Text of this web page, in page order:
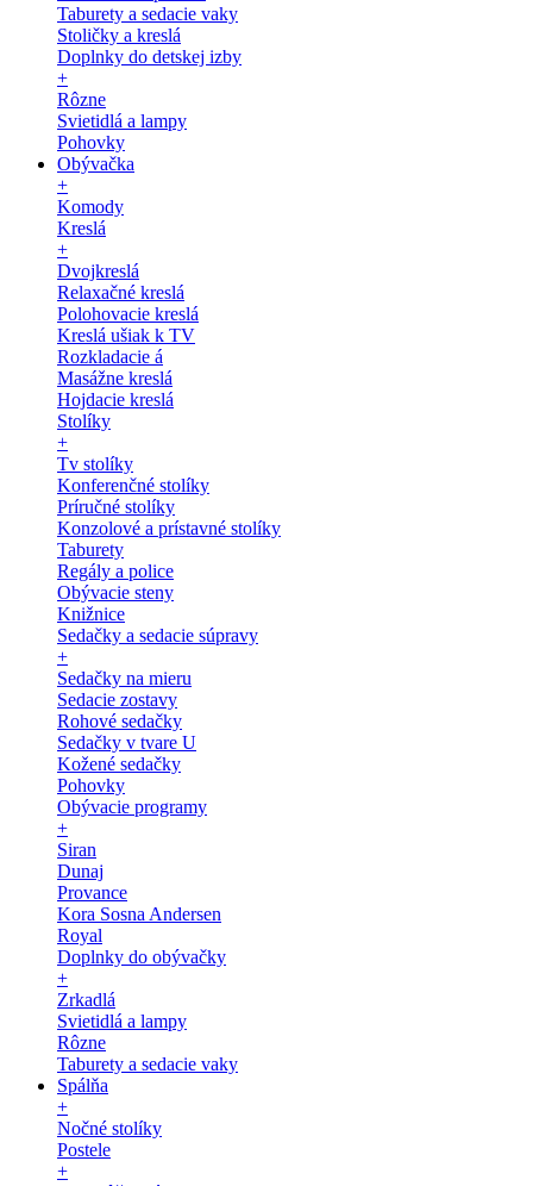
Taburety a sedacie vaky
Stoličky a kreslá
Doplnky do detskej izby
+
Rôzne
Svietidlá a lampy
Pohovky
Obývačka
+
Komody
Kreslá
+
Dvojkreslá
Relaxačné kreslá
Polohovacie kreslá
Kreslá ušiak k TV
Rozkladacie á
Masážne kreslá
Hojdacie kreslá
Stolíky
+
Tv stolíky
Konferenčné stolíky
Príručné stolíky
Konzolové a prístavné stolíky
Taburety
Regály a police
Obývacie steny
Knižnice
Sedačky a sedacie súpravy
+
Sedačky na mieru
Sedacie zostavy
Rohové sedačky
Sedačky v tvare U
Kožené sedačky
Pohovky
Obývacie programy
+
Siran
Dunaj
Provance
Kora Sosna Andersen
Royal
Doplnky do obývačky
+
Zrkadlá
Svietidlá a lampy
Rôzne
Taburety a sedacie vaky
Spálňa
+
Nočné stolíky
Postele
+